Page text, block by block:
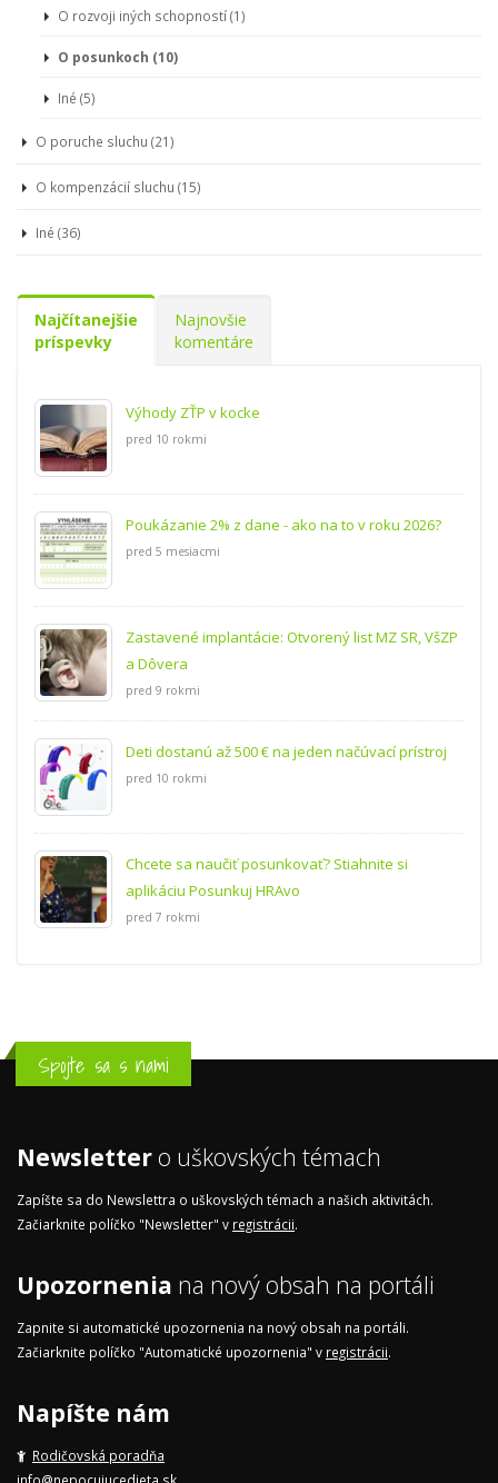
O rozvoji iných schopností (1)
O posunkoch (10)
Iné (5)
O poruche sluchu (21)
O kompenzácií sluchu (15)
Iné (36)
Najčítanejšie
príspevky
Najnovšie
komentáre
Výhody ZŤP v kocke
pred 10 rokmi
Poukázanie 2% z dane - ako na to v roku 2026?
pred 5 mesiacmi
Zastavené implantácie: Otvorený list MZ SR, VšZP
a Dôvera
pred 9 rokmi
Deti dostanú až 500 € na jeden načúvací prístroj
pred 10 rokmi
Chcete sa naučiť posunkovať? Stiahnite si
aplikáciu Posunkuj HRAvo
pred 7 rokmi
Spojte sa s nami
Newsletter o uškovských témach
Zapíšte sa do Newslettra o uškovských témach a našich aktivitách.
Začiarknite políčko "Newsletter" v registrácii.
Upozornenia na nový obsah na portáli
Zapnite si automatické upozornenia na nový obsah na portáli.
Začiarknite políčko "Automatické upozornenia" v registrácii.
Napíšte nám
Rodičovská poradňa